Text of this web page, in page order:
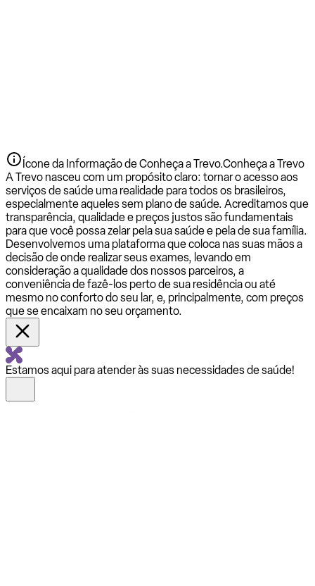
Ícone da Informação de Conheça a Trevo.Conheça a Trevo
A Trevo nasceu com um propósito claro: tornar o acesso aos
serviços de saúde uma realidade para todos os brasileiros,
especialmente aqueles sem plano de saúde. Acreditamos que
transparência, qualidade e preços justos são fundamentais
para que você possa zelar pela sua saúde e pela de sua família.
Desenvolvemos uma plataforma que coloca nas suas mãos a
decisão de onde realizar seus exames, levando em
consideração a qualidade dos nossos parceiros, a
conveniência de fazê-los perto de sua residência ou até
mesmo no conforto do seu lar, e, principalmente, com preços
que se encaixam no seu orçamento.
Estamos aqui para atender às suas necessidades de saúde!